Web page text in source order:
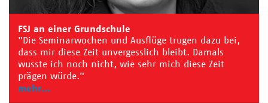
FSJ an einer Grundschule
"Die Seminarwochen und Ausflüge trugen dazu bei,
dass mir diese Zeit unvergesslich bleibt. Damals
wusste ich noch nicht, wie sehr mich diese Zeit
prägen würde."
mehr